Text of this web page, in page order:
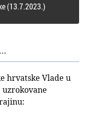
(13.7.2023.)
hrvatske Vlade u